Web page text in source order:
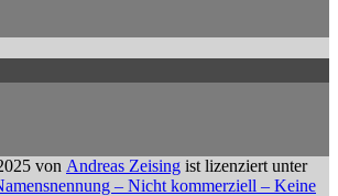
von Andreas Zeising ist lizenziert unter
– Nicht kommerziell – Keine